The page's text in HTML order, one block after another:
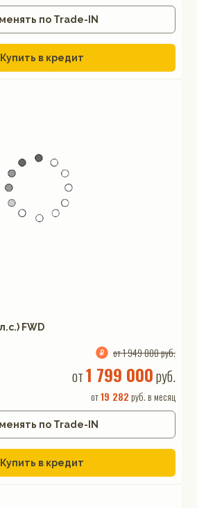
по Trade-IN
Купить в кредит
FWD
от 1 949 000 руб.
от1 799 000руб.
от19 282 руб. в месяц
по Trade-IN
Купить в кредит